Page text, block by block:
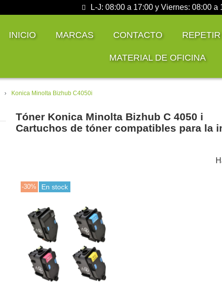
L-J: 08:00 a 17:00 y Viernes: 08:00 a
INICIO MARCAS CONTACTO
MATERIAL DE OFICINA
Konica Minolta Bizhub C4050i
Tóner Konica Minolta Bizhub C 4050 i
Cartuchos de tóner compatibles para la
-30% En stock